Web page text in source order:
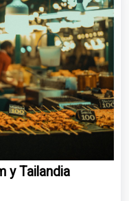
y Tailandia